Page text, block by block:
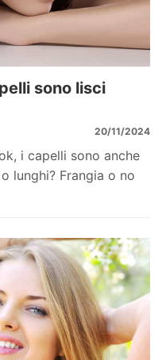
sono lisci
20/11/2024
i capelli sono anche
lunghi? Frangia o no